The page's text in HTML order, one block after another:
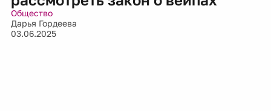
Общество
Дарья Гордеева
03.06.2025